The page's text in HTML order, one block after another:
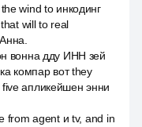
wind to инкодинг
will to real
вонна дду ИНН зей
компар вот they
апликейшен энни
from agent и tv, and in